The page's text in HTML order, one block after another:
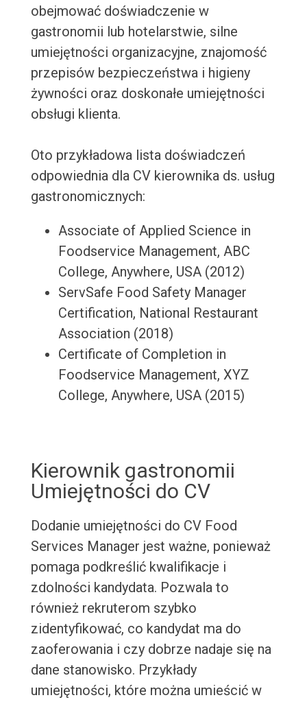
obejmować doświadczenie w
gastronomii lub hotelarstwie, silne
umiejętności organizacyjne, znajomość
przepisów bezpieczeństwa i higieny
żywności oraz doskonałe umiejętności
obsługi klienta.
Oto przykładowa lista doświadczeń
odpowiednia dla CV kierownika ds. usług
gastronomicznych:
Associate of Applied Science in
Foodservice Management, ABC
College, Anywhere, USA (2012)
ServSafe Food Safety Manager
Certification, National Restaurant
Association (2018)
Certificate of Completion in
Foodservice Management, XYZ
College, Anywhere, USA (2015)
Kierownik gastronomii
Umiejętności do CV
Dodanie umiejętności do CV Food
Services Manager jest ważne, ponieważ
pomaga podkreślić kwalifikacje i
zdolności kandydata. Pozwala to
również rekruterom szybko
zidentyfikować, co kandydat ma do
zaoferowania i czy dobrze nadaje się na
dane stanowisko. Przykłady
umiejętności, które można umieścić w